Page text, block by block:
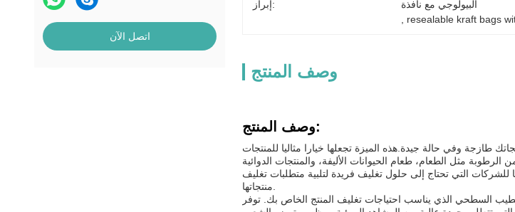
اتصل الآن
إبراز:
البيولوجي مع نافذة
resealable kraft bags
وصف المنتج
وصف المنتج:
طازجة وفي حالة جيدة.هذه الميزة تجعلها خيارا مثاليا للمنتجات
التي تحتاج إلى حلول تغليف فريدة لتلبية متطلبات تغليف
السطحي الذي يناسب احتياجات تغليف المنتج الخاص بك. توفر